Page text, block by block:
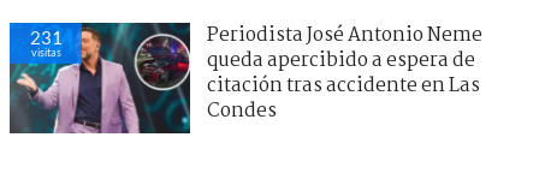
231
visitas
Periodista José Antonio Neme
queda apercibido a espera de
citación tras accidente en Las
Condes